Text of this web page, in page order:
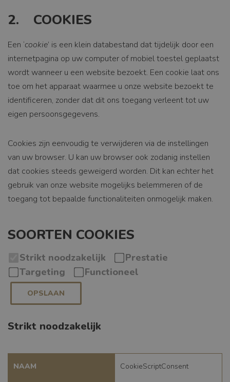
2. COOKIES
Een ‘cookie’ is een klein databestand dat tijdelijk door een
internetpagina op uw computer of mobiel toestel geplaatst
wordt wanneer u een website bezoekt. Een cookie laat ons
toe om het apparaat waarmee u onze website bezoekt te
identificeren, zonder dat dit ons toegang verleent tot uw
eigen persoonsgegevens.
Cookies zijn eenvoudig te verwijderen via de instellingen
van uw browser. U kan uw browser ook zodanig instellen
dat cookies steeds geweigerd worden. Dit kan echter het
gebruik van onze website mogelijks belemmeren of de
toegang tot bepaalde functionaliteiten onmogelijk maken.
SOORTEN COOKIES
Strikt noodzakelijk
Prestatie
Targeting
Functioneel
OPSLAAN
Strikt noodzakelijk
NAAM CookieScriptConsent